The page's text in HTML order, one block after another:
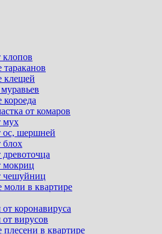
клопов
клещей
от комаров
мух
ос, шершней
блох
мокриц
чешуйниц
в квартире
коронавируса
вирусов
в квартире